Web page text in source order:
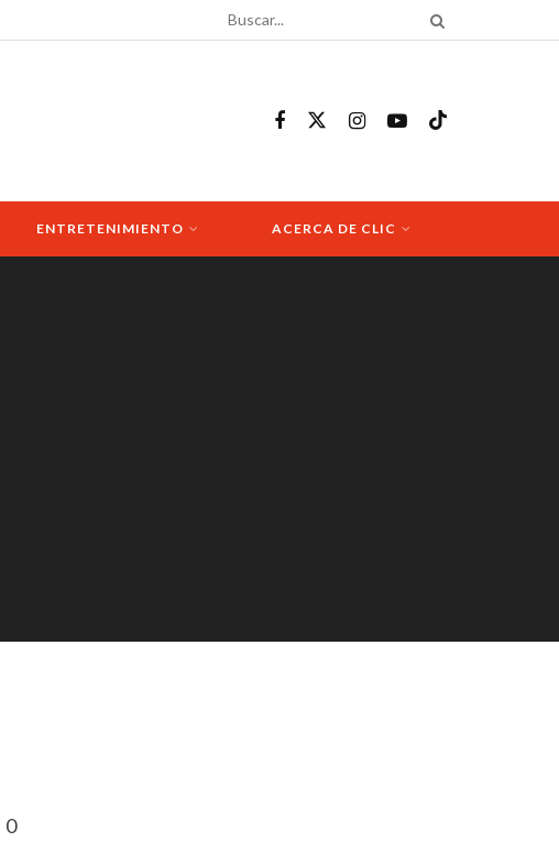
ENTRETENIMIENTO ACERCA DE CLIC
0